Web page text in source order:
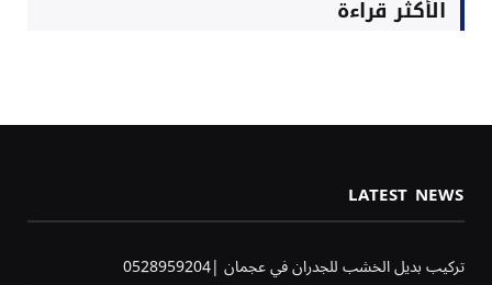
الأكثر قراءة
LATEST NEWS
تركيب بديل الخشب للجدران في عجمان |0528959204